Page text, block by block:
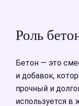
Роль
Бетон — это
и добавок,
прочный и
используется